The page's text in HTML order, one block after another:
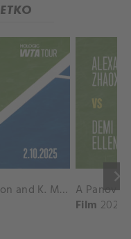
keyboard_arrow_right
A. Krunic and A. Danilina vs. P. Hon and K. Muchova Match Highlights - BEIJING_Capital Group Diamond ( October 02, 2025)
Film 2026